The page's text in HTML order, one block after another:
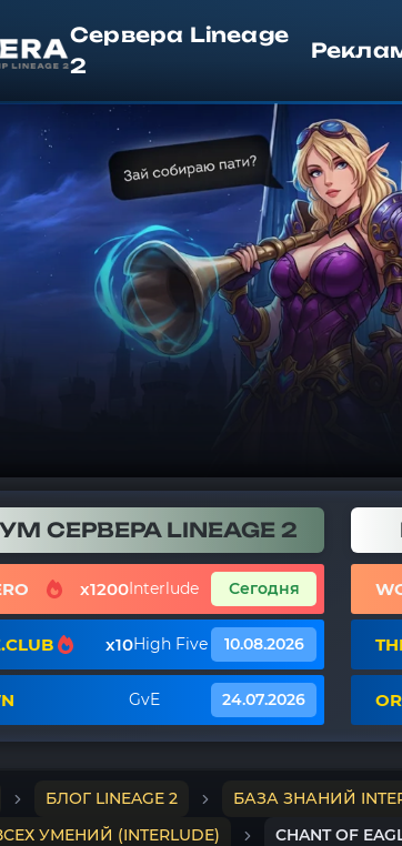
Сервера Lineage
2
СЕРВЕРА LINEAGE 2
x1200Interlude Сегодня
x10High Five 10.08.2026
GvE 24.07.2026
БЛОГ LINEAGE 2
БАЗА ЗНАНИЙ
УМЕНИЙ (INTERLUDE)
CHANT OF